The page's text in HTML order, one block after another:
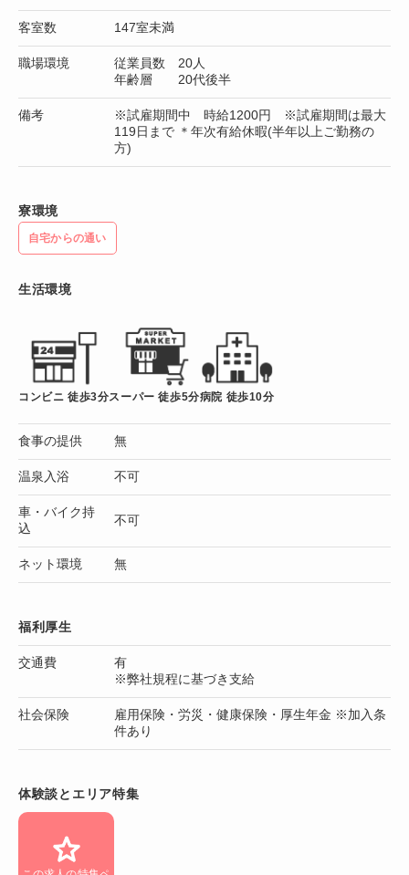
客室数 147室未満
職場環境
従業員数 20人
年齢層 20代後半
備考
※試雇期間中 時給1200円 ※試雇期間は最大
119日まで ＊年次有給休暇(半年以上ご勤務の
方)
寮環境
自宅からの通い
生活環境
コンビニ 徒歩3分スーパー 徒歩5分病院 徒歩10分
食事の提供 無
温泉入浴 不可
車・バイク持
込
不可
ネット環境 無
福利厚生
交通費
有
※弊社規程に基づき支給
社会保険
雇用保険・労災・健康保険・厚生年金 ※加入条
件あり
体験談とエリア特集